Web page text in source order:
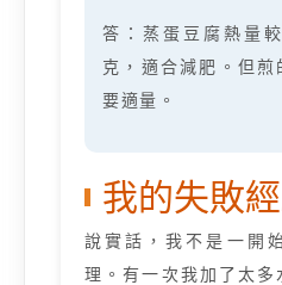
答：蒸蛋豆腐熱量
克，適合減肥。但煎
要適量。
我的失敗
說實話，我不是一開
理。有一次我加了太多